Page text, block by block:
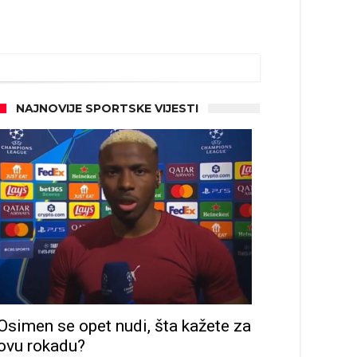
NAJNOVIJE SPORTSKE VIJESTI
se opet nudi, šta kažete za
rokadu?